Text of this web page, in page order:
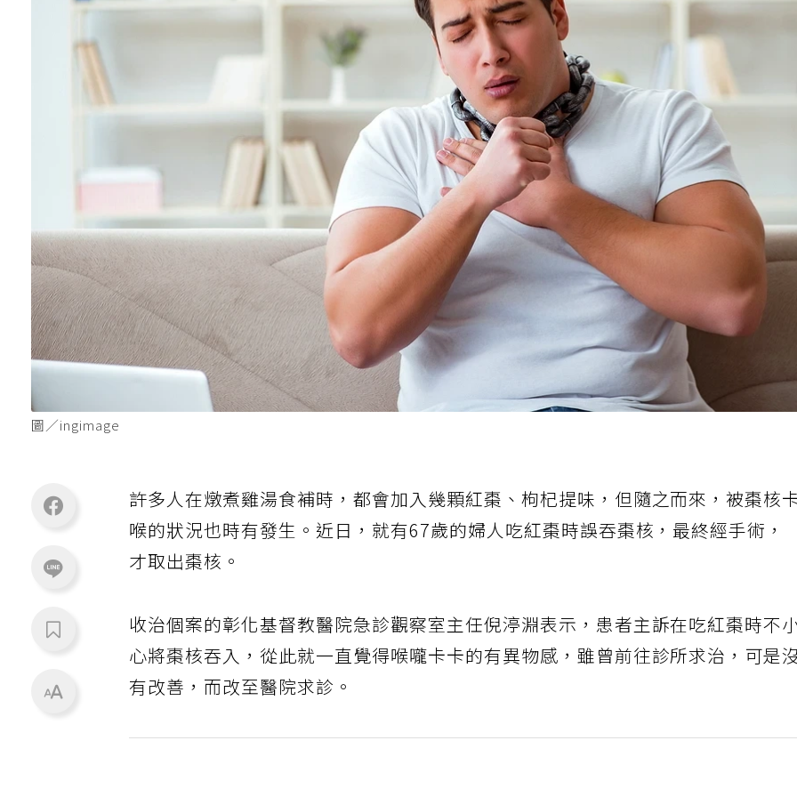
圖／ingimage
許多人在燉煮雞湯食補時，都會加入幾顆紅棗、枸杞提味，但隨之而來，被棗核
喉的狀況也時有發生。近日，就有67歲的婦人吃紅棗時誤吞棗核，最終經手術，
才取出棗核。
收治個案的彰化基督教醫院急診觀察室主任倪渟淵表示，患者主訴在吃紅棗時不
心將棗核吞入，從此就一直覺得喉嚨卡卡的有異物感，雖曾前往診所求治，可是
有改善，而改至醫院求診。